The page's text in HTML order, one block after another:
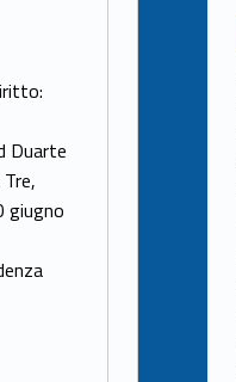
Duarte
giugno